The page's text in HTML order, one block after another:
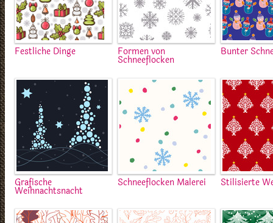
Festliche Dinge Formen von
Schneeflocken
Bunter
Grafische
Weihnachtsnacht
Schneeflocken Malerei Stilisierte